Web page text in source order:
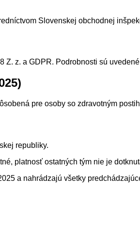
Slovenskej obchodnej
z. a GDPR. Podrobnosti sú
pre osoby so zdravotným
republiky.
platnosť ostatných tým nie je
a nahrádzajú všetky